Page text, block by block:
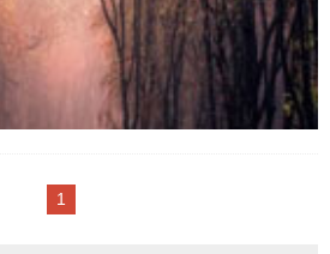
中毒的三大主要病因。与化学消
毒剂不同，噬菌体在细菌目标内
部繁殖，直到细菌...
学顾问和领导层后采取的。萨克
拉门托 —— 随着美国疾病控制与
预防中心陷入混乱，疫苗怀疑论
者在特朗普政府中影响力增加，
有连环杀手和器官摘取者在该地
1